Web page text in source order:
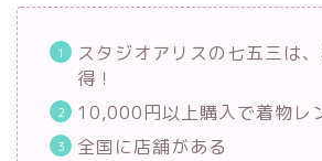
スタジオアリスの七五三は
得！
10,000円以上購入で着物レ
全国に店舗がある